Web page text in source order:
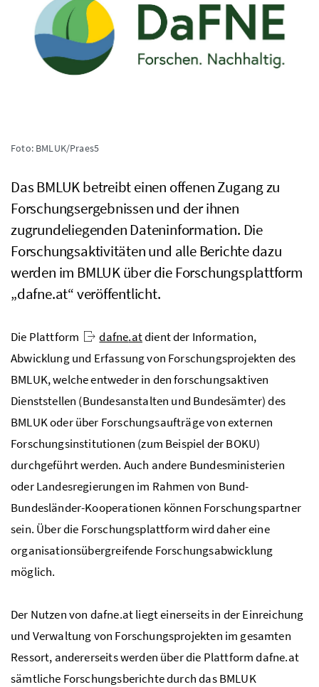
Foto: BMLUK/Praes5
DasBMLUKbetreibt einen offenen Zugang zu
Forschungsergebnissen und der ihnen
zugrundeliegenden Dateninformation. Die
Forschungsaktivitäten und alle Berichte dazu
werden im BMLUKüber die Forschungsplattform
„dafne.at“ veröffentlicht.
Die Plattform dafne.atdient der Information,
Abwicklung und Erfassung von Forschungsprojekten des
BMLUK, welche entweder in den forschungsaktiven
Dienststellen (Bundesanstalten und Bundesämter) des
BMLUKoder über Forschungsaufträge von externen
Forschungsinstitutionen (zum Beispiel derBOKU)
durchgeführt werden. Auch andere Bundesministerien
oder Landesregierungen im Rahmen von Bund-
Bundesländer-Kooperationen können Forschungspartner
sein. Über die Forschungsplattform wird daher eine
organisationsübergreifende Forschungsabwicklung
möglich.
Der Nutzen von dafne.at liegt einerseits in der Einreichung
und Verwaltung von Forschungsprojekten im gesamten
Ressort, andererseits werden über die Plattform dafne.at
sämtliche Forschungsberichte durch dasBMLUK